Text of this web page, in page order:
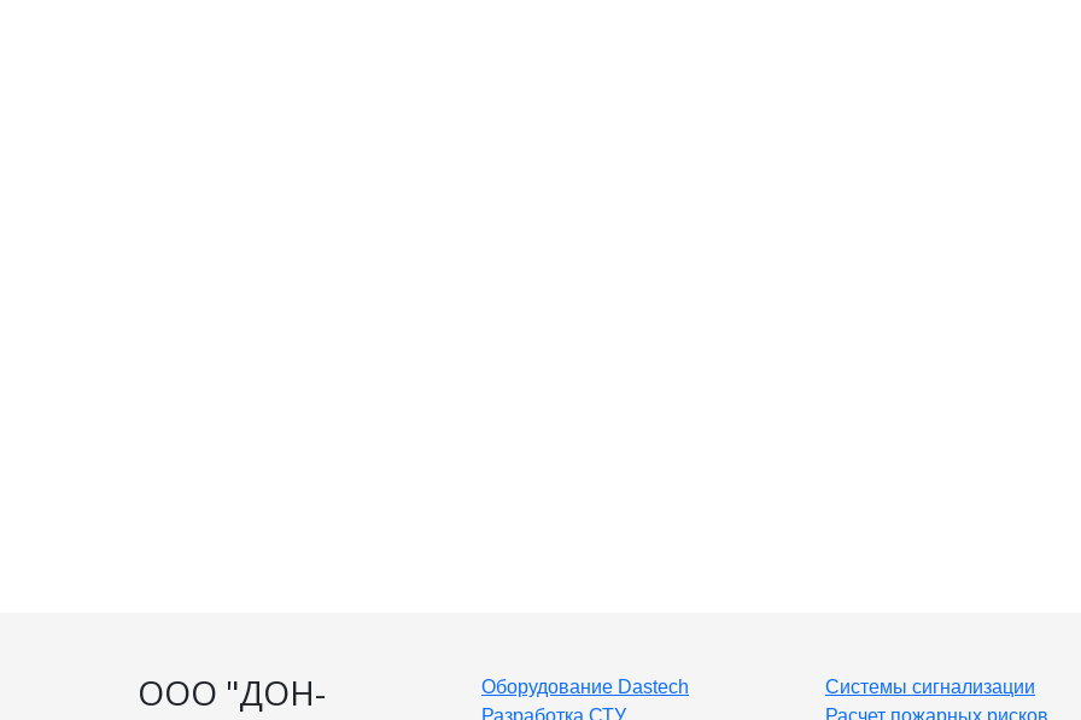
ООО "ДОН-
Оборудование Dastech
Разработка СТУ
Системы сигнализации
Расчет пожарных рисков